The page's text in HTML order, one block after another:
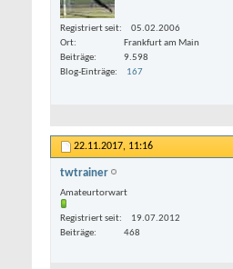
Registriert seit
05.02.2006
Ort
Frankfurt am Main
Beiträge
9.598
Blog-Einträge
167
22.11.2017, 11:16
twtrainer
Amateurtorwart
Registriert seit
19.07.2012
Beiträge
468